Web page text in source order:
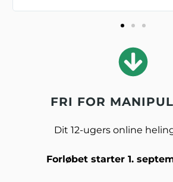
FRI FOR
Dit 12-ugers online
Forløbet starter 1.